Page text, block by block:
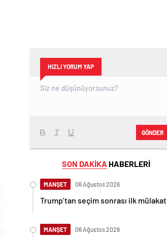
HIZLI YORUM YAP
GÖNDER
SON DAKİKA HABERLERİ
MANŞET 06 Ağustos 2026
Trump’tan seçim sonrası ilk mülakat
MANŞET 06 Ağustos 2026